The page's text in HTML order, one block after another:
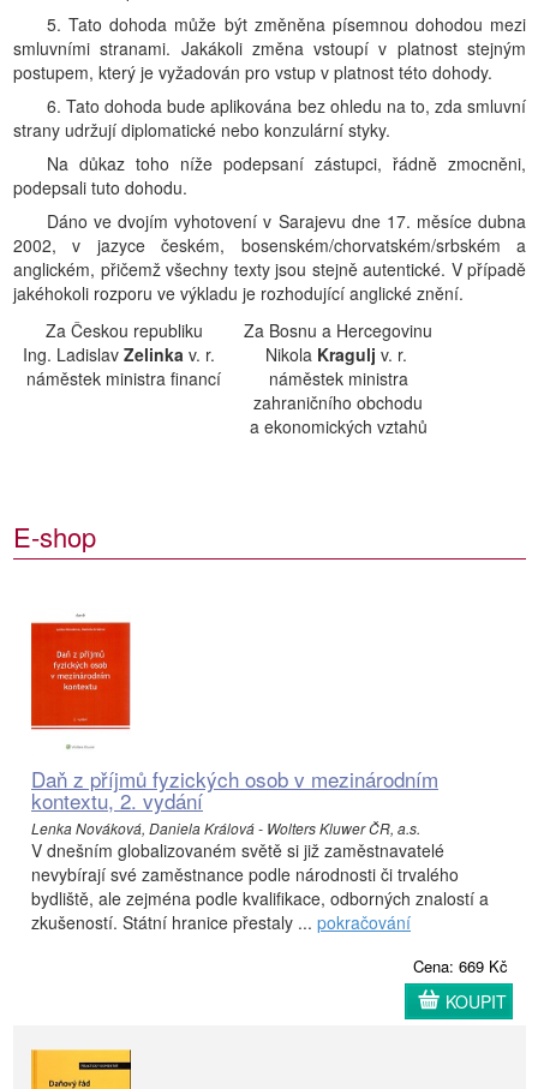
5. Tato dohoda může být změněna písemnou dohodou mezi
smluvními stranami. Jakákoli změna vstoupí v platnost stejným
postupem, který je vyžadován pro vstup v platnost této dohody.
6. Tato dohoda bude aplikována bez ohledu na to, zda smluvní
strany udržují diplomatické nebo konzulární styky.
Na důkaz toho níže podepsaní zástupci, řádně zmocněni,
podepsali tuto dohodu.
Dáno ve dvojím vyhotovení v Sarajevu dne 17. měsíce dubna
2002, v jazyce českém, bosenském/chorvatském/srbském a
anglickém, přičemž všechny texty jsou stejně autentické. V případě
jakéhokoli rozporu ve výkladu je rozhodující anglické znění.
Za Českou republiku
Ing. Ladislav Zelinka v. r.
náměstek ministra financí
Za Bosnu a Hercegovinu
Nikola Kragulj v. r.
náměstek ministra
zahraničního obchodu
a ekonomických vztahů
E-shop
Daň z příjmů fyzických osob v mezinárodním
kontextu, 2. vydání
Lenka Nováková, Daniela Králová - Wolters Kluwer ČR, a.s.
V dnešním globalizovaném světě si již zaměstnavatelé
nevybírají své zaměstnance podle národnosti či trvalého
bydliště, ale zejména podle kvalifikace, odborných znalostí a
zkušeností. Státní hranice přestaly ... pokračování
Cena: 669 Kč
KOUPIT